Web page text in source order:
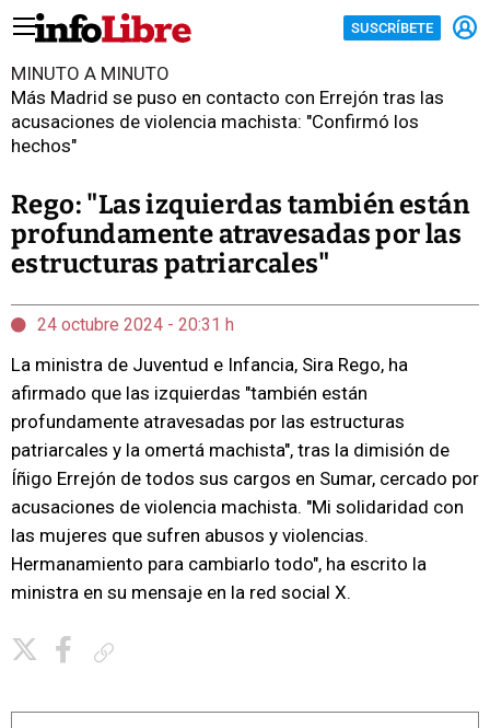
SUSCRÍBETE
MINUTO A MINUTO
Más Madrid se puso en contacto con Errejón tras las
acusaciones de violencia machista: "Confirmó los
hechos"
Rego: "Las izquierdas también están
profundamente atravesadas por las
estructuras patriarcales"
24 octubre 2024 - 20:31 h
La ministra de Juventud e Infancia, Sira Rego, ha
afirmado que las izquierdas "también están
profundamente atravesadas por las estructuras
patriarcales y la omertá machista", tras la dimisión de
Íñigo Errejón de todos sus cargos en Sumar, cercado por
acusaciones de violencia machista. "Mi solidaridad con
las mujeres que sufren abusos y violencias.
Hermanamiento para cambiarlo todo", ha escrito la
ministra en su mensaje en la red social X.